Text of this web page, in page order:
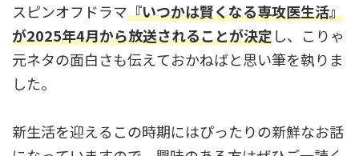
スピンオフドラマ『いつかは賢くなる専攻医生活』
が2025年4月から放送されることが決定し、こりゃ
元ネタの面白さも伝えておかねばと思い筆を執りま
した。
新生活を迎えるこの時期にはぴったりの新鮮なお話